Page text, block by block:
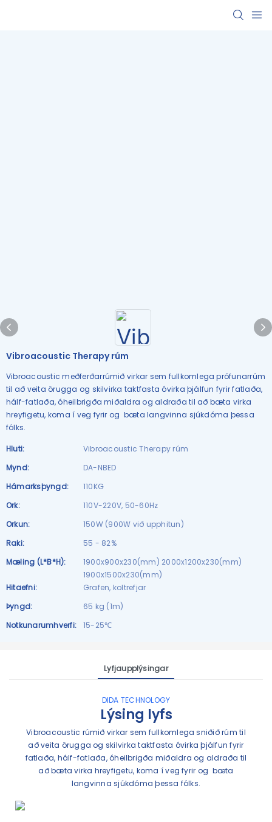
Vibroacoustic Therapy rúm
Vibroacoustic meðferðarrúmið virkar sem fullkomlega prófunarrúm
til að veita örugga og skilvirka taktfasta óvirka þjálfun fyrir fatlaða,
hálf-fatlaða, óheilbrigða miðaldra og aldraða til að bæta virka
hreyfigetu, koma í veg fyrir og bæta langvinna sjúkdóma þessa
fólks.
Hluti:
Vibroacoustic Therapy rúm
Mynd:
DA-NBED
Hámarksþyngd:
110KG
Ork:
110V-220V, 50-60Hz
Orkun:
150W (900W við upphitun)
Raki:
55 - 82%
Mæling (L*B*H):
1900x900x230(mm) 2000x1200x230(mm)
1900x1500x230(mm)
Hitaefni:
Grafen, koltrefjar
Þyngd:
65 kg (1m)
Notkunarumhverfi:
15-25℃
Lyfjaupplýsingar
DIDA TECHNOLOGY
Lýsing lyfs
Vibroacoustic rúmið virkar sem fullkomlega sniðið rúm til
að veita örugga og skilvirka taktfasta óvirka þjálfun fyrir
fatlaða, hálf-fatlaða, óheilbrigða miðaldra og aldraða til
að bæta virka hreyfigetu, koma í veg fyrir og bæta
langvinna sjúkdóma þessa fólks.